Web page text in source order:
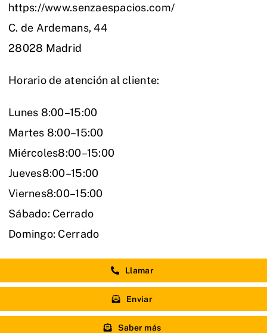
https://www.senzaespacios.com/
C. de Ardemans, 44
28028 Madrid
Horario de atención al cliente:
Lunes 8:00–15:00
Martes 8:00–15:00
Miércoles8:00–15:00
Jueves8:00–15:00
Viernes8:00–15:00
Sábado: Cerrado
Domingo: Cerrado
Llamar
Enviar
Saber más